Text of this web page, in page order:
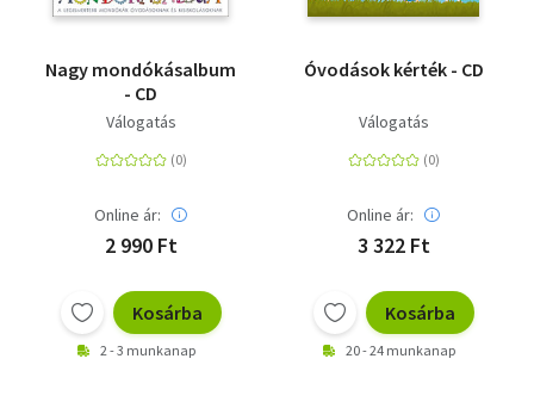
Nagy mondókásalbum
- CD
Válogatás
Online ár:
2 990 Ft
Kosárba
2 - 3 munkanap
Óvodások kérték - CD
Válogatás
Online ár:
3 322 Ft
Kosárba
20 - 24 munkanap